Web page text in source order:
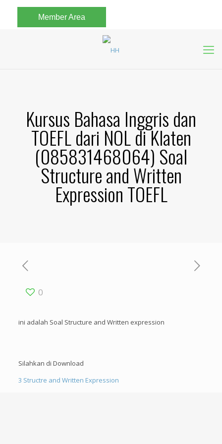
Member Area
Kursus Bahasa Inggris dan
TOEFL dari NOL di Klaten
(085831468064) Soal
Structure and Written
Expression TOEFL
0
ini adalah Soal Structure and Written expression
Silahkan di Download
3 Structre and Written Expression